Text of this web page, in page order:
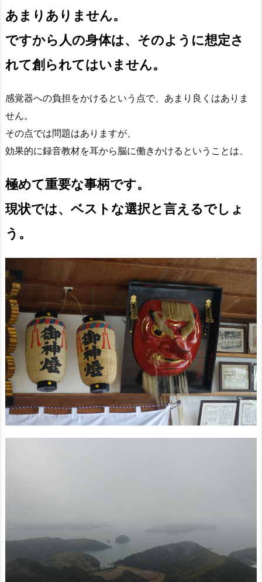
あまりありません。
ですから人の身体は、そのように想定さ
れて創られてはいません。
感覚器への負担をかけるという点で、あまり良くはありま
せん。
その点では問題はありますが、
効果的に録音教材を耳から脳に働きかけるということは、
極めて重要な事柄です。
現状では、ベストな選択と言えるでしょ
う。